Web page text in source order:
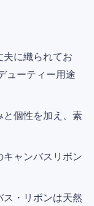
夫に織られてお
ューティー用途
と個性を加え、素
ャンバスリボン
ス・リボンは天然